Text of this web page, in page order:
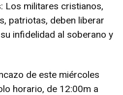
patriotas, deben liberar
infidelidad al soberano y
de este miércoles
horario, de 12:00m a